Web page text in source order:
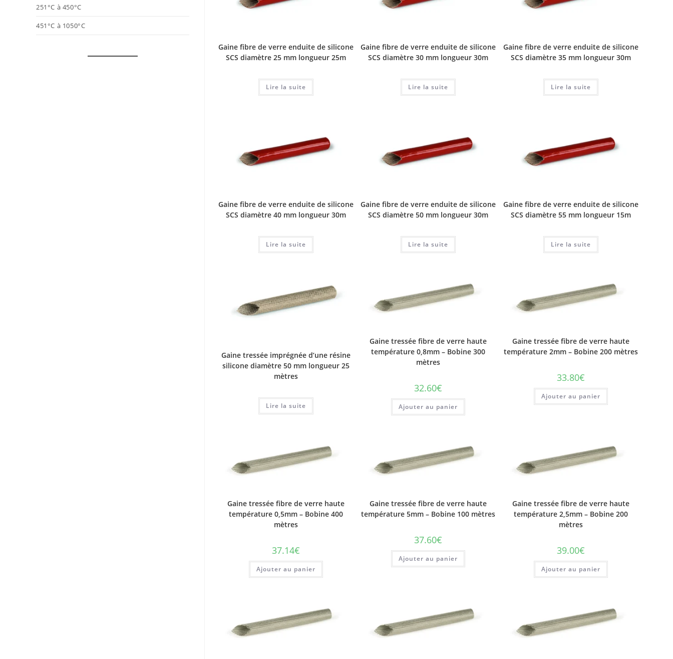
Gaine fibre de verre enduite de silicone
SCS diamètre 25 mm longueur 25m
Lire la suite
Gaine fibre de verre enduite de silicone
SCS diamètre 30 mm longueur 30m
Lire la suite
Gaine fibre de verre enduite de silicone
SCS diamètre 35 mm longueur 30m
Lire la suite
Gaine fibre de verre enduite de silicone
SCS diamètre 40 mm longueur 30m
Lire la suite
Gaine fibre de verre enduite de silicone
SCS diamètre 50 mm longueur 30m
Lire la suite
Gaine fibre de verre enduite de silicone
SCS diamètre 55 mm longueur 15m
Lire la suite
Gaine tressée imprégnée d’une résine
silicone diamètre 50 mm longueur 25
mètres
Lire la suite
Gaine tressée fibre de verre haute
température 0,8mm – Bobine 300
mètres
32.60€
Ajouter au panier
Gaine tressée fibre de verre haute
température 2mm – Bobine 200 mètres
33.80€
Ajouter au panier
Gaine tressée fibre de verre haute
température 0,5mm – Bobine 400
mètres
37.14€
Ajouter au panier
Gaine tressée fibre de verre haute
température 5mm – Bobine 100 mètres
37.60€
Ajouter au panier
Gaine tressée fibre de verre haute
température 2,5mm – Bobine 200
mètres
39.00€
Ajouter au panier
251°C à 450°C
451°C à 1050°C